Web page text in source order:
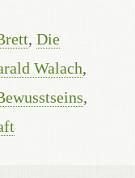
, Die
Walach,
,